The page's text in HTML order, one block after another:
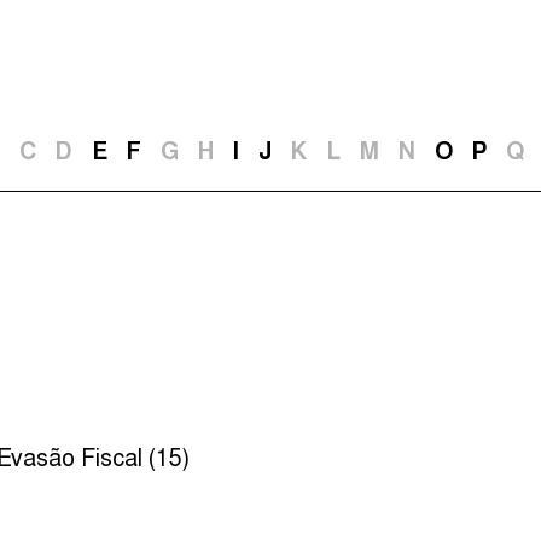
C D E F G H J K L M N O P Q
Evasão Fiscal (15)